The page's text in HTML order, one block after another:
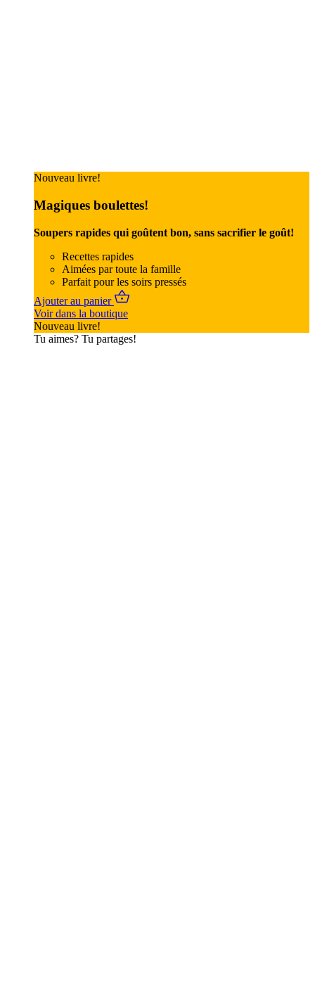
Nouveau livre!
Magiques boulettes!
Soupers rapides qui goûtent bon, sans sacrifier le goût!
Recettes rapides
Aimées par toute la famille
Parfait pour les soirs pressés
Ajouter au panier
Voir dans la boutique
Nouveau livre!
Tu aimes? Tu partages!